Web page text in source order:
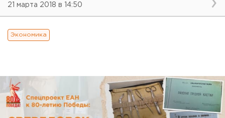
21 марта 2018 в 14:50
Экономика